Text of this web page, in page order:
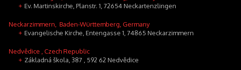
+ Ev. Martinskirche, Planstr. 1, 72654 Neckartenzlingen
Neckarzimmern , Baden-Württemberg, Germany
+ Evangelische Kirche, Entengasse 1, 74865 Neckarzimmern
Nedvědice , Czech Republic
+ Základná škola, 387 , 592 62 Nedvědice